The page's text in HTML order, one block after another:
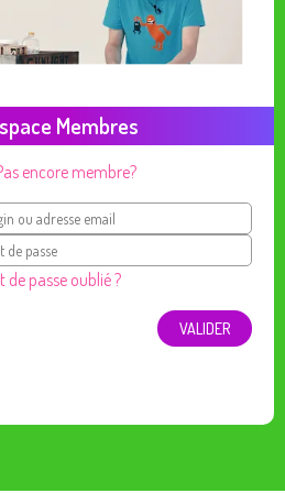
Membres
encore membre?
de passe oublié ?